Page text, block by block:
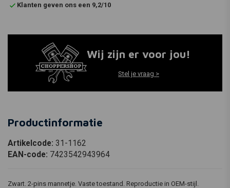
Klanten geven ons een 9,2/10
Wij zijn er voor jou!
Stel je vraag >
Productinformatie
Artikelcode: 31-1162
EAN-code: 7423542943964
Zwart. 2-pins mannetje. Vaste toestand. Reproductie in OEM-stijl.